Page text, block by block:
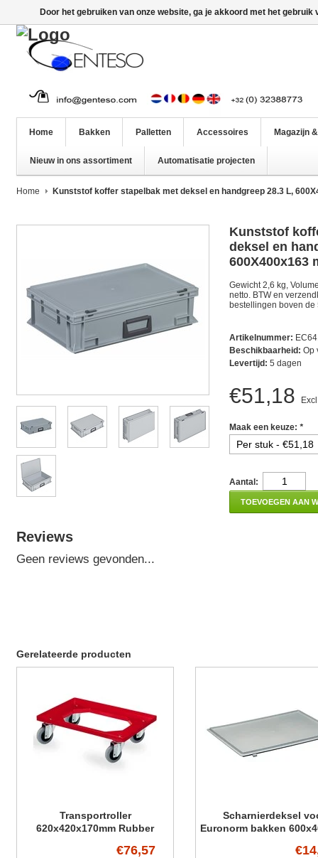
Home Bakken Palletten Accessoires Magazijn
Nieuw in ons assortiment Automatisatie projecten
Home Kunststof koffer stapelbak met deksel en handgreep 28.3 L,
Kunststof
deksel en
600X400x163
Gewicht 2,6 kg,
netto. BTW en
bestellingen boven de
Artikelnummer:
Beschikbaarheid: Op
Levertijd: 5 dagen
€51,18
Maak een keuze: *
Aantal:
TOEVOEGEN AAN
Reviews
Geen reviews gevonden...
Gerelateerde producten
Transportroller
620x420x170mm Rubber
€76,57
Scharnierdeksel
Euronorm bakken
Door het gebruiken van onze website, ga je akkoord met het